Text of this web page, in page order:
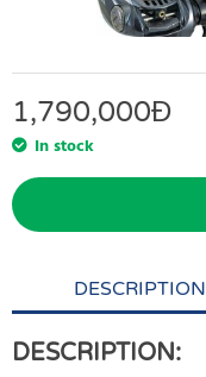
1,790,000Đ
In stock
DESCRIPTION
DESCRIPTION: